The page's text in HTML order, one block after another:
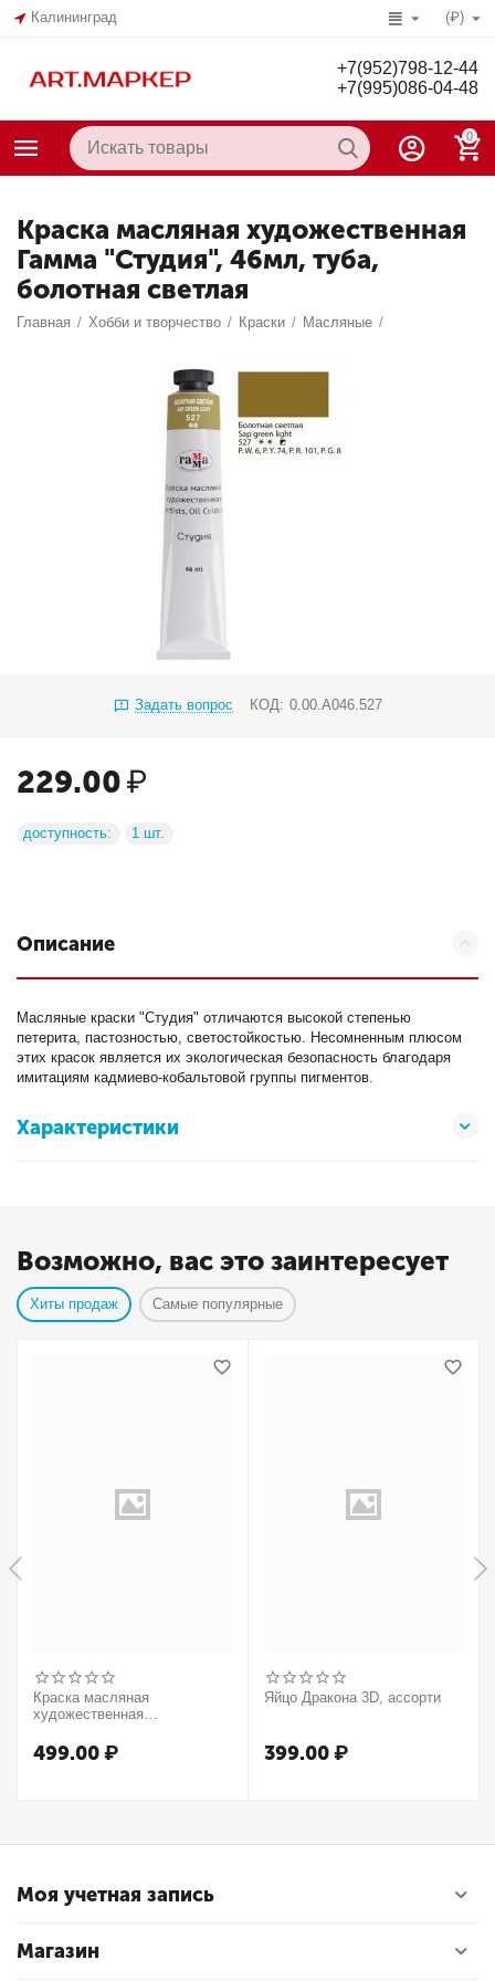
Калининград (₽)
+7(952)798-12-44
+7(995)086-04-48
0
Краска масляная художественная
Гамма "Студия", 46мл, туба,
болотная светлая
Главная / Хобби и творчество / Краски / Масляные /
Задать вопрос КОД: 0.00.А046.527
229.00₽
доступность: 1 шт.
Описание
Масляные краски "Студия" отличаются высокой степенью
петерита, пастозностью, светостойкостью. Несомненным плюсом
этих красок является их экологическая безопасность благодаря
имитациям кадмиево-кобальтовой группы пигментов.
Характеристики
Возможно, вас это заинтересует
Хиты продаж Самые популярные
Краска масляная
художественная
37мл, туба, оранжевый
499.00₽
Яйцо Дракона 3D, ассорти
399.00₽
Моя учетная запись
Магазин